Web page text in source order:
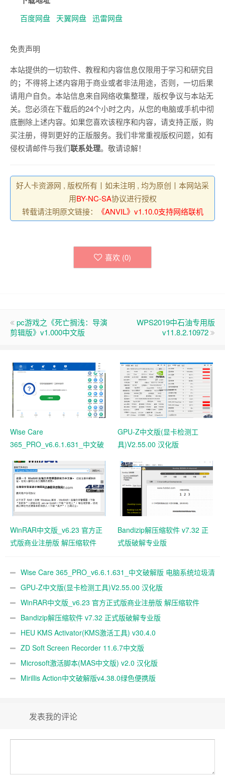
百度网盘 天翼网盘 迅雷网盘
免责声明
本站提供的一切软件、教程和内容信息仅限用于学习和研究目
的；不得将上述内容用于商业或者非法用途，否则，一切后果
请用户自负。本站信息来自网络收集整理，版权争议与本站无
关。您必须在下载后的24个小时之内，从您的电脑或手机中彻
底删除上述内容。如果您喜欢该程序和内容，请支持正版，购
买注册，得到更好的正版服务。我们非常重视版权问题，如有
侵权请邮件与我们联系处理。敬请谅解！
好人卡资源网 , 版权所有丨如未注明 , 均为原创丨本网站采
用BY-NC-SA协议进行授权
转载请注明原文链接：
《ANVIL》v1.10.0支持网络联机
喜欢 (0)
pc游戏之《死亡搁浅：导演
剪辑版》v1.000中文版
WPS2019中石油专用版
v11.8.2.10972
Wise Care
365_PRO_v6.6.1.631_中文破
GPU-Z中文版(显卡检测工
具)V2.55.00 汉化版
WinRAR中文版_v6.23 官方正
式版商业注册版 解压缩软件
Bandizip解压缩软件 v7.32 正
式版破解专业版
Wise Care 365_PRO_v6.6.1.631_中文破解版 电脑系统垃圾清
理软件GPU-Z中文版(显卡检测工具)V2.55.00 汉化版
WinRAR中文版_v6.23 官方正式版商业注册版 解压缩软件
Bandizip解压缩软件 v7.32 正式版破解专业版
HEU KMS Activator(KMS激活工具) v30.4.0
ZD Soft Screen Recorder 11.6.7中文版
Microsoft激活脚本(MAS中文版) v2.0 汉化版
Mirillis Action中文破解版v4.38.0绿色便携版
发表我的评论